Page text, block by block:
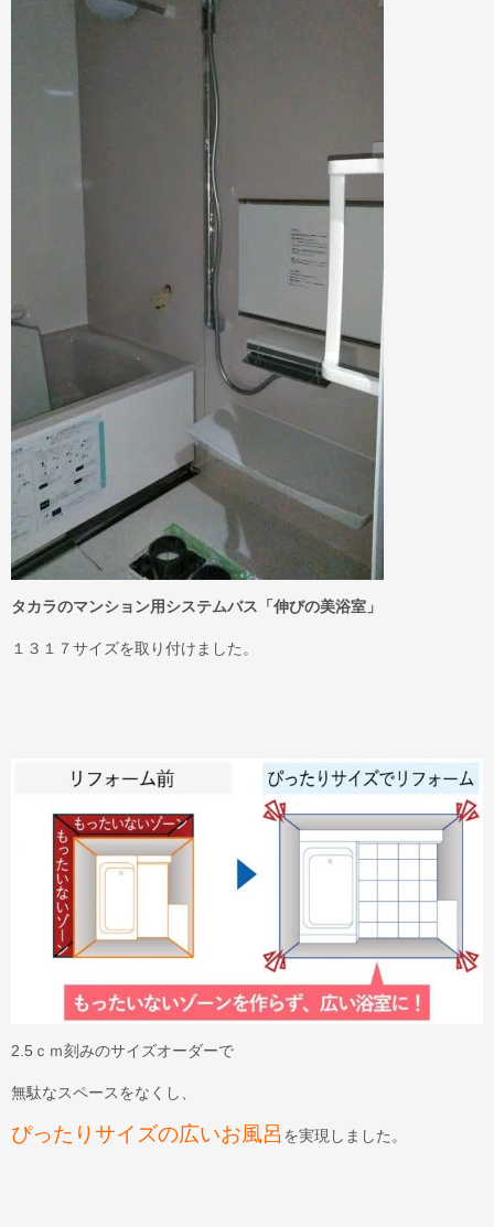
タカラのマンション用システムバス「伸びの美浴室」
１３１７サイズを取り付けました。
2.5ｃｍ刻みのサイズオーダーで
無駄なスペースをなくし、
ぴったりサイズの広いお風呂 を実現しました。